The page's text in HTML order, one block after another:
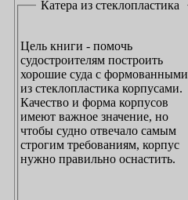
Катера из стеклопластика
Цель книги - помочь
судостроителям построить
хорошие суда с формованными
из стеклопластика корпусами.
Качество и форма корпусов
имеют важное значение, но
чтобы судно отвечало самым
строгим требованиям, корпус
нужно правильно оснастить.